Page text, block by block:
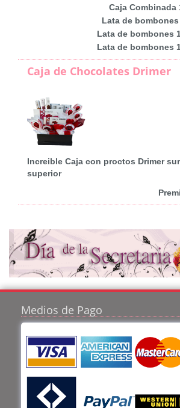
Caja Combinada
Lata de bombones
Lata de bombones
Lata de bombones
Caja de Chocolates Drimer
Increible Caja con proctos Drimer
superior
Medios de Pago